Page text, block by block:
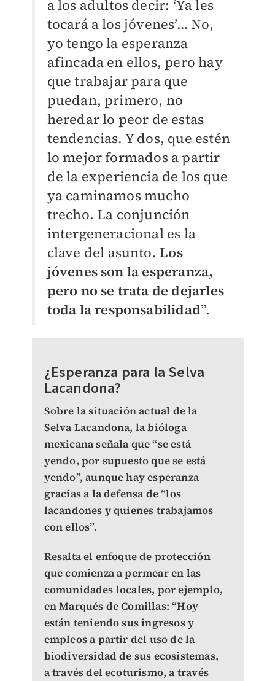
a los adultos decir: ‘Ya les
tocará a los jóvenes’… No,
yo tengo la esperanza
afincada en ellos, pero hay
que trabajar para que
puedan, primero, no
heredar lo peor de estas
tendencias. Y dos, que estén
lo mejor formados a partir
de la experiencia de los que
ya caminamos mucho
trecho. La conjunción
intergeneracional es la
clave del asunto.Los
jóvenes son la esperanza,
pero no se trata de dejarles
toda la responsabilidad”.
¿Esperanza para la Selva
Lacandona?
Sobre la situación actual de la
Selva Lacandona, la bióloga
mexicana señala que “se está
yendo, por supuesto que se está
yendo”, aunque hay esperanza
gracias a la defensa de “los
lacandones y quienes trabajamos
con ellos”.
Resalta el enfoque de protección
que comienza a permear en las
comunidades locales, por ejemplo,
en Marqués de Comillas: “Hoy
están teniendo sus ingresos y
empleos a partir del uso de la
biodiversidad de sus ecosistemas,
a través del ecoturismo, a través